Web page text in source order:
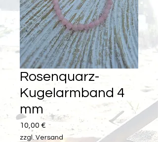
Rosenquarz-
Kugelarmband 4
mm
10,00 € Preis
zzgl. Versand